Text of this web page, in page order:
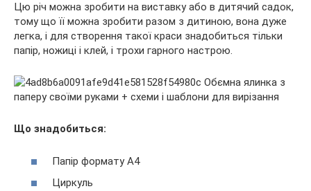
Цю річ можна зробити на виставку або в дитячий садок,
тому що її можна зробити разом з дитиною, вона дуже
легка, і для створення такої краси знадобиться тільки
папір, ножиці і клей, і трохи гарного настрою.
Що знадобиться:
Папір формату А4
Циркуль